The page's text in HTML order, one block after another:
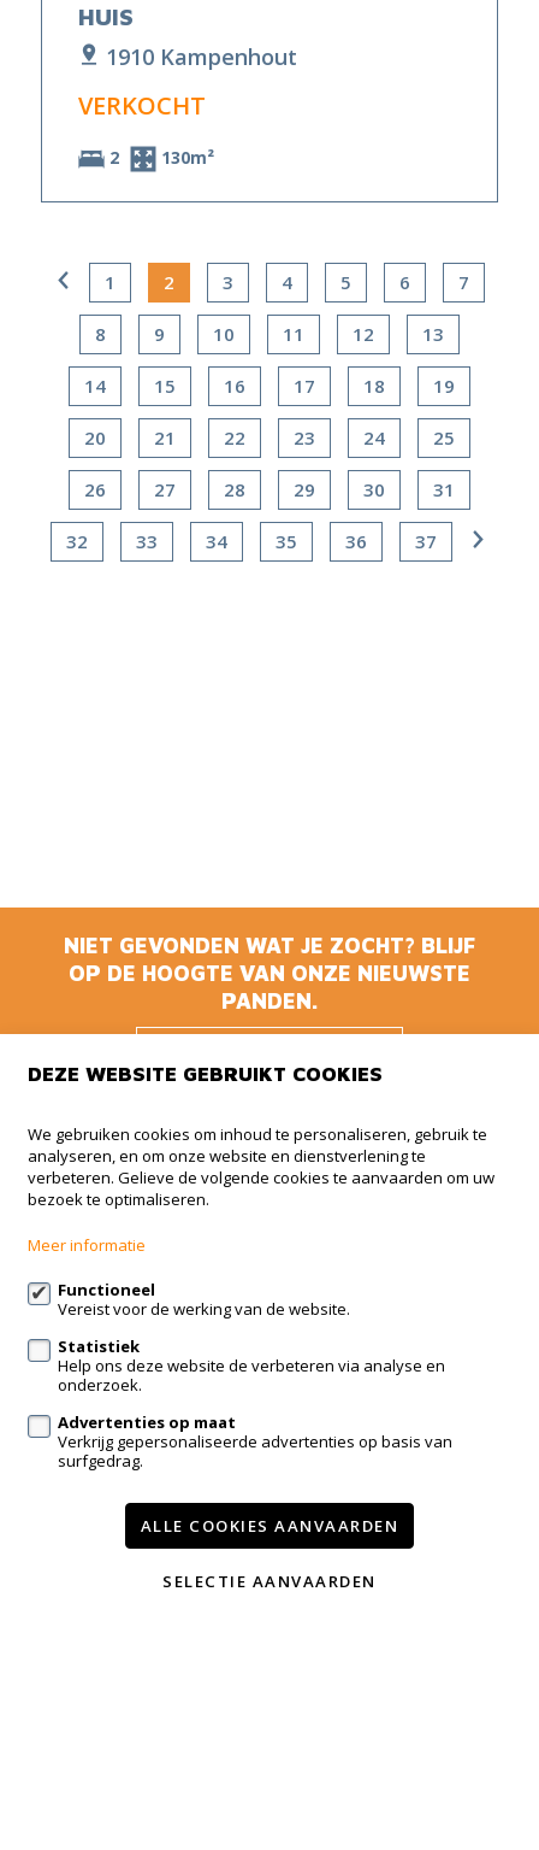
HUIS
1910 Kampenhout
VERKOCHT
2 130m²
1 2 3 4 5 6 7
8 9 10 11 12 13
14 15 16 17 18 19
20 21 22 23 24 25
26 27 28 29 30 31
32 33 34 35 36 37
NIET GEVONDEN WAT JE ZOCHT? BLIJF
OP DE HOOGTE VAN ONZE NIEUWSTE
PANDEN.
HOOGTE
Animmo
Haachtsesteenweg 510 BUS 5
1910 Kampenhout
info@animmo.eu
Volg ons op:
Nieuwbouw
Contact
DEZE WEBSITE GEBRUIKT COOKIES
We gebruiken cookies om inhoud te personaliseren, gebruik te
analyseren, en om onze website en dienstverlening te
verbeteren. Gelieve de volgende cookies te aanvaarden om uw
bezoek te optimaliseren.
Meer informatie
Functioneel
Vereist voor de werking van de website.
Statistiek
Help ons deze website de verbeteren via analyse en
onderzoek.
Advertenties op maat
Verkrijg gepersonaliseerde advertenties op basis van
surfgedrag.
ALLE COOKIES AANVAARDEN
SELECTIE AANVAARDEN